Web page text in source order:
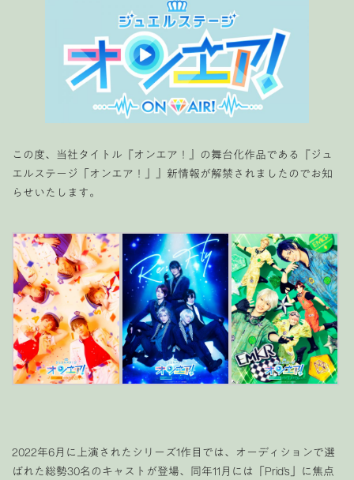
この度、当社タイトル『オンエア！』の舞台化作品である『ジュ
エルステージ「オンエア！」』新情報が解禁されましたのでお知
らせいたします。
2022年6月に上演されたシリーズ1作目では、オーディションで選
ばれた総勢30名のキャストが登場、同年11月には「Prid’s」に焦点